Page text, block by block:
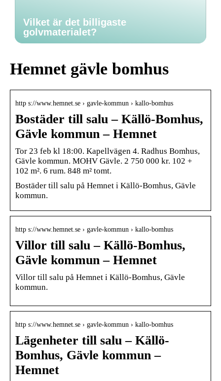
Vilket är det billigaste
golvmaterialet?
Hemnet gävle bomhus
http s://www.hemnet.se › gavle-kommun › kallo-bomhus
Bostäder till salu – Källö-Bomhus,
Gävle kommun – Hemnet
Tor 23 feb kl 18:00. Kapellvägen 4. Radhus Bomhus,
Gävle kommun. MOHV Gävle. 2 750 000 kr. 102 +
102 m². 6 rum. 848 m² tomt.
Bostäder till salu på Hemnet i Källö-Bomhus, Gävle
kommun.
http s://www.hemnet.se › gavle-kommun › kallo-bomhus
Villor till salu – Källö-Bomhus,
Gävle kommun – Hemnet
Villor till salu på Hemnet i Källö-Bomhus, Gävle
kommun.
http s://www.hemnet.se › gavle-kommun › kallo-bomhus
Lägenheter till salu – Källö-
Bomhus, Gävle kommun –
Hemnet